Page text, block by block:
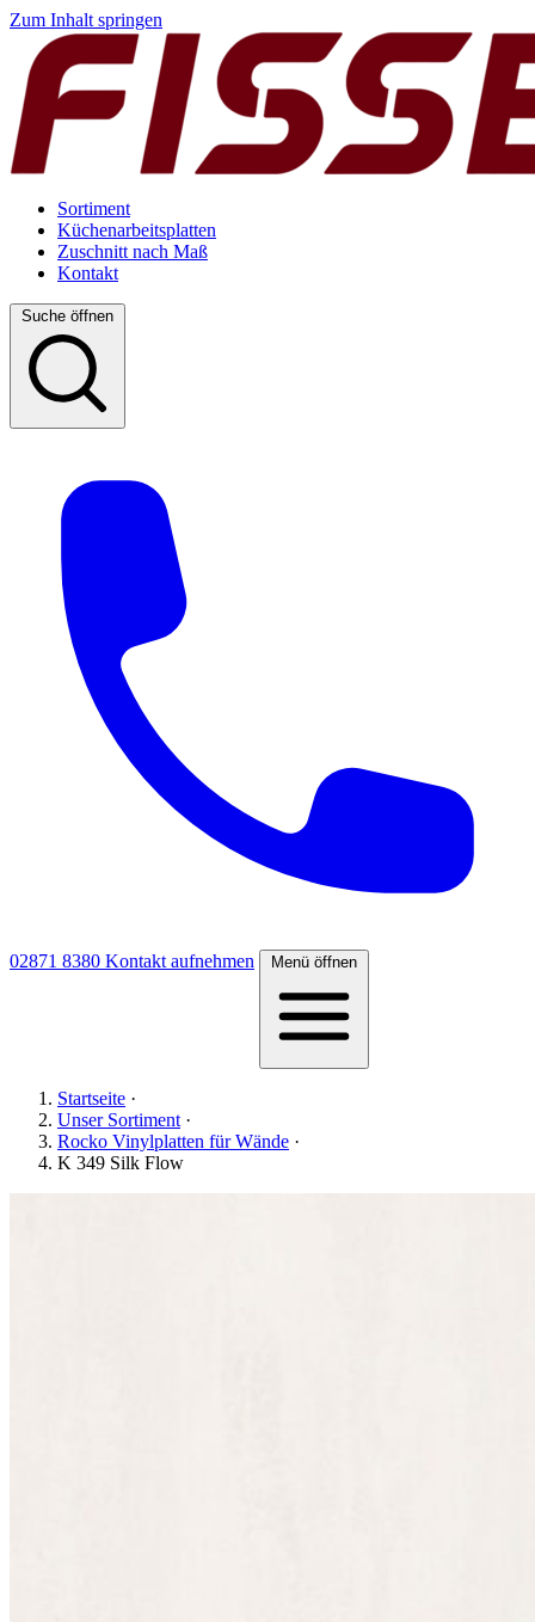
Zum Inhalt springen
Sortiment
Küchenarbeitsplatten
Zuschnitt nach Maß
Kontakt
Suche öffnen
02871 8380 Kontakt aufnehmen Menü öffnen
Startseite ·
Unser Sortiment ·
Rocko Vinylplatten für Wände ·
K 349 Silk Flow